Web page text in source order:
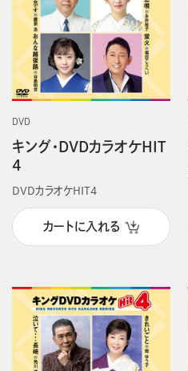
DVD
キング・DVDカラオケHIT
4
DVDカラオケHIT4
カートに入れる